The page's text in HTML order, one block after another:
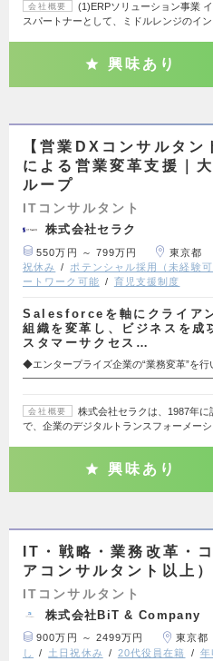
会社概要
(1)ERPソリューション事業
スパートナーとして、ミドルレンジのイ
興味あり
【営業DXコンサルタ
による営業変革支援｜
ループ
ITコンサルタント
株式会社セラク
550万円 ～ 799万円 東京都
祝休み
ポテンシャル採用（未経験可
ートワーク可能
育児支援制度
Salesforceを軸にクライア
組織を変革し、ビジネスを成
スタマーサクセス…
◆エンタープライズ企業の“業務変革”を行
会社概要
株式会社セラクは、1987年
で、企業のデジタルトランスフォーメー
興味あり
IT・戦略・業務改革・
アコンサルタント以上）
ITコンサルタント
株式会社BiT & Company
900万円 ～ 2499万円 東京都
し
土日祝休み 20代役員在籍 年